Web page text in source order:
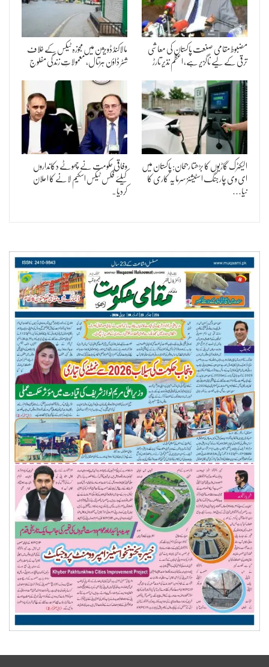
مضبوط مقامی صنعت پاکستان کی معاشی
ترقی کے لیے ناگزیر ہے، اعظم نذیر تارڑ
مالاکنڈ ڈویژن میں مجوزہ ٹیکس کے خلاف
شٹر ڈاؤن ہڑتال، معمولاتِ زندگی مفلوج
الیکٹرک گاڑیوں کا بڑھتا رجحان: پاکستان میں
ای وی چارجنگ اسٹیشنز سرمایہ کاری کا
نیا…
وفاقی حکومت نے چھوٹے دکانداروں
کیلئے فکس ٹیکس اسکیم لانے کا اعلان
کردیا۔